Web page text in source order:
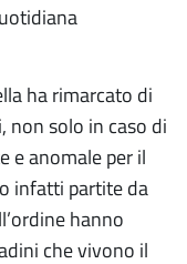
ha rimarcato di
non solo in caso di
e anomale per il
infatti partite da
hanno
che vivono il